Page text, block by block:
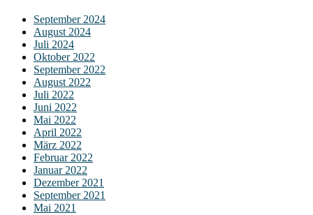
September 2024
August 2024
Juli 2024
Oktober 2022
September 2022
August 2022
Juli 2022
Juni 2022
Mai 2022
April 2022
März 2022
Februar 2022
Januar 2022
Dezember 2021
September 2021
Mai 2021